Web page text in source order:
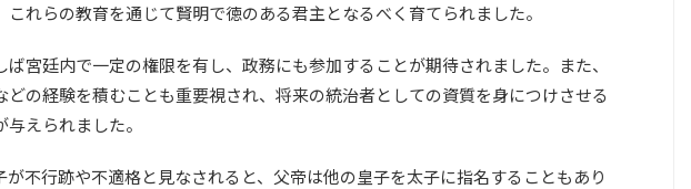
これらの教育を通じて賢明で徳のある君主となるべく育てられました。
ば宮廷内で一定の権限を有し、政務にも参加することが期待されました。また、
どの経験を積むことも重要視され、将来の統治者としての資質を身につけさせる
えられました。
が不行跡や不適格と見なされると、父帝は他の皇子を太子に指名することもあり